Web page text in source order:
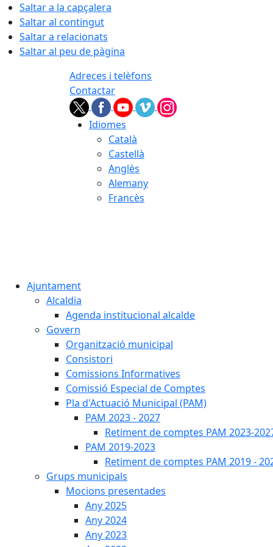
Saltar a la capçalera
Saltar al contingut
Saltar a relacionats
Saltar al peu de pàgina
Adreces i telèfons
Contactar
Idiomes
Català
Castellà
Anglès
Alemany
Francès
Ajuntament
Alcaldia
Agenda institucional alcalde
Govern
Organització municipal
Consistori
Comissions Informatives
Comissió Especial de Comptes
Pla d'Actuació Municipal (PAM)
PAM 2023 - 2027
Retiment de comptes PAM 2023-
PAM 2019-2023
Retiment de comptes PAM 2019 -
Grups municipals
Mocions presentades
Any 2025
Any 2024
Any 2023